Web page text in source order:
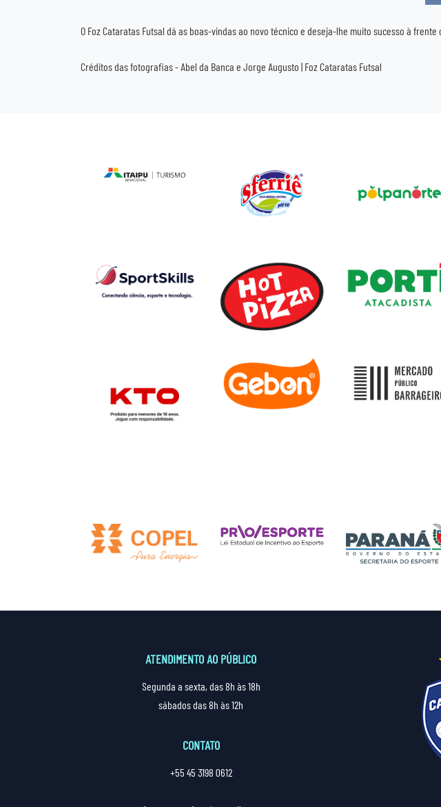
O Foz Cataratas Futsal dá as boas-vindas ao novo técnico e deseja-lhe muito sucesso à
Créditos das fotografias - Abel da Banca e Jorge Augusto | Foz Cataratas Futsal
ATENDIMENTO AO PÚBLICO
Segunda a sexta, das 8h às 18h
sábados das 8h às 12h
CONTATO
+55 45 3198 0612